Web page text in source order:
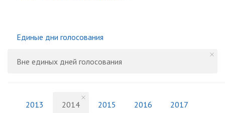
Единые дни голосования
Вне единых дней голосования
2013 2014 2015 2016 2017